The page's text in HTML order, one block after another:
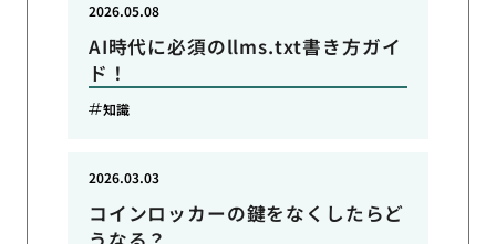
AI時代に必須のllms.txt書き方ガイ
ド！
2026.05.08
知識
コインロッカーの鍵をなくしたらど
2026.03.03